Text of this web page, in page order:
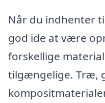
Når du indhenter
god ide at være
forskellige
tilgængelige. Træ,